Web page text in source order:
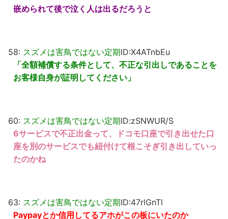
嵌められて後で泣く人は出るだろうと
58: スズメは害鳥ではない定期ID:X4ATnbEu
「全額補償する条件として、不正な引出しであることを
お客様自身が証明してください」
60: スズメは害鳥ではない定期ID:zSNWUR/S
6サービスで不正出金って、ドコモ口座で引き出せた口
座を別のサービスでも紐付けて根こそぎ引き出していっ
たのかね
63: スズメは害鳥ではない定期ID:47rlGnTl
Paypayとか信用してるアホがこの板にいたのか